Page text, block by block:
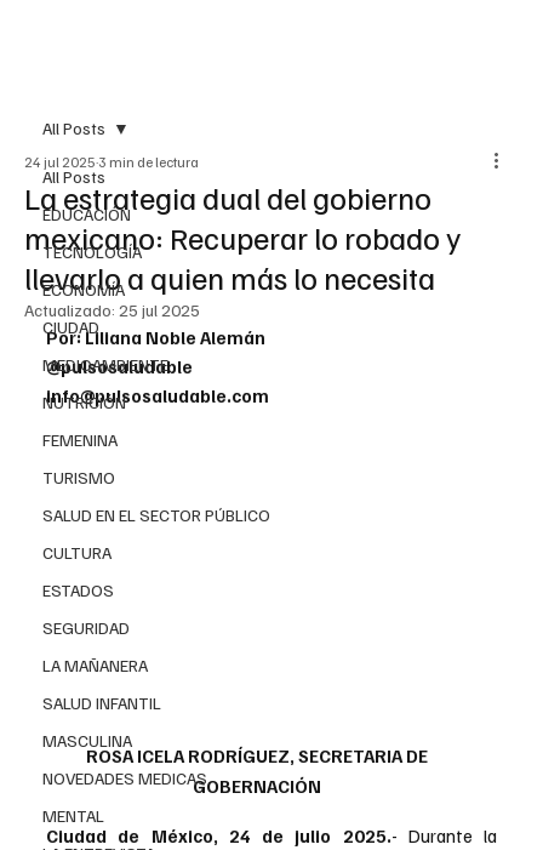
All Posts
EDUCACIÓN
TECNOLOGÍA
ECONOMÍA
CIUDAD
MEDIOAMBIENTE
NUTRICIÓN
FEMENINA
TURISMO
SALUD EN EL SECTOR PÚBLICO
CULTURA
ESTADOS
SEGURIDAD
LA MAÑANERA
SALUD INFANTIL
MASCULINA
NOVEDADES MEDICAS
MENTAL
All Posts
La estrategia dual del gobierno
mexicano: Recuperar lo robado y
llevarlo a quien más lo necesita
24 jul 2025 3 min de lectura
Actualizado: 25 jul 2025
Por: Liliana Noble Alemán
@pulsosaludable
info@pulsosaludable.com
ROSA ICELA RODRÍGUEZ, SECRETARIA DE
GOBERNACIÓN
Ciudad de México, 24 de julio 2025.- Durante la